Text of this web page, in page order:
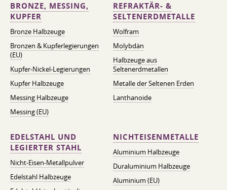
BRONZE, MESSING,
KUPFER
Bronze Halbzeuge
Bronzen & Kupferlegierungen
(EU)
Kupfer-Nickel-Legierungen
Kupfer Halbzeuge
Messing Halbzeuge
Messing (EU)
REFRAKTÄR- &
SELTENERDMETALLE
Wolfram
Molybdän
Halbzeuge aus
Seltenerdmetallen
Metalle der Seltenen Erden
Lanthanoide
EDELSTAHL UND
LEGIERTER STAHL
Nicht-Eisen-Metallpulver
Edelstahl Halbzeuge
NICHTEISENMETALLE
Aluminium Halbzeuge
Duraluminium Halbzeuge
Aluminium (EU)